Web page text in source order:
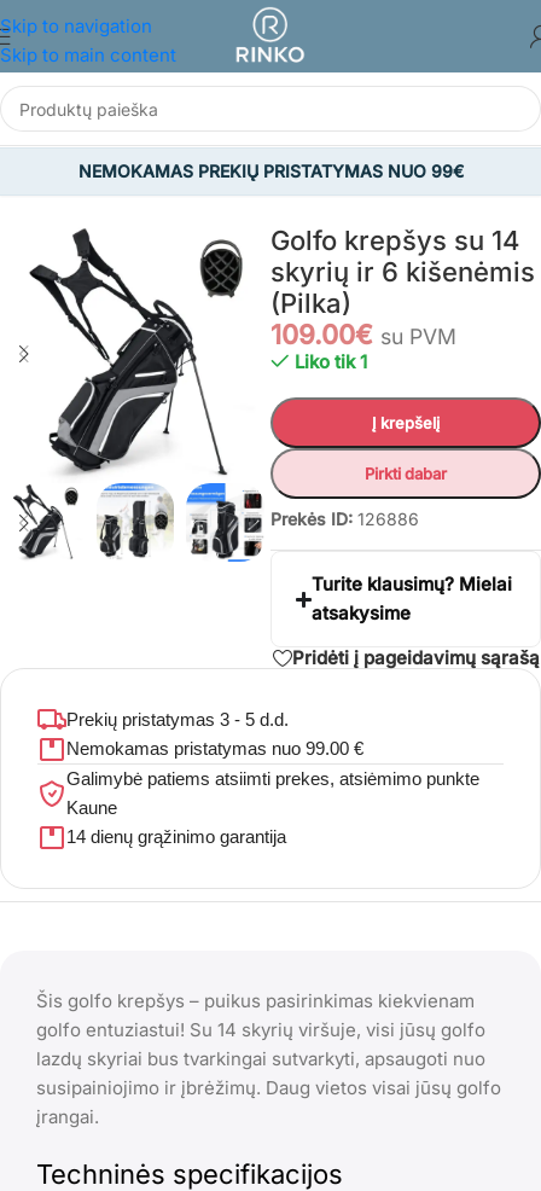
Skip to navigation
Skip to main content
NEMOKAMAS PREKIŲ PRISTATYMAS NUO 99€
SPORTAS IR LAISVALAIKIS/ Golfas
Golfo krepšys su 14
skyrių ir 6 kišenėmis
(Pilka)
109.00€ su PVM
Liko tik 1
Į krepšelį
Pirkti dabar
Prekės ID: 126886
Turite klausimų? Mielai
atsakysime
Pridėti į pageidavimų sąrašą
Prekių pristatymas 3 - 5 d.d.
Nemokamas pristatymas nuo 99.00 €
Galimybė patiems atsiimti prekes, atsiėmimo punkte
Kaune
14 dienų grąžinimo garantija
Šis golfo krepšys – puikus pasirinkimas kiekvienam
golfo entuziastui! Su 14 skyrių viršuje, visi jūsų golfo
lazdų skyriai bus tvarkingai sutvarkyti, apsaugoti nuo
susipainiojimo ir įbrėžimų. Daug vietos visai jūsų golfo
įrangai.
Techninės specifikacijos